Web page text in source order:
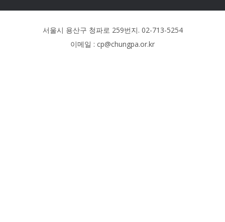
서울시 용산구 청파로 259번지. 02-713-5254
이메일 : cp@chungpa.or.kr